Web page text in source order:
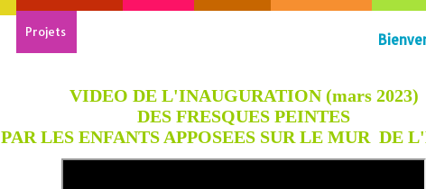
Projets Bienvenue
VIDEO DE L'INAUGURATION (mars 2023)
DES FRESQUES PEINTES
PAR LES ENFANTS APPOSEES SUR LE MUR DE